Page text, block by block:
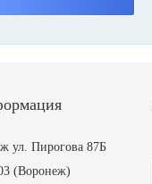
ул. Пирогова 87Б
(Воронеж)